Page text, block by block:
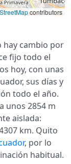
contributors
hay cambio por
fijo todo el
hoy, con unas
sus días y
todo el año.
unos 2854 m
aislada:
km. Quito
, por lo
habitual.